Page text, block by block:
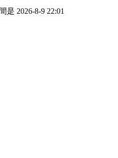
是 2026-8-9 22:01